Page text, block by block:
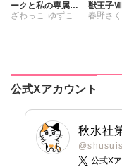
ークと私の専属契
約書【豪華版】
ざわっこ ゆずこ
獣王子Ⅶ
春野さく
公式Xアカウント
秋水社
公式X